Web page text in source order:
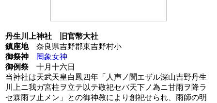
丹生川上神社 旧官幣大社
鎮座地奈良県吉野郡東吉野村小
御祭神
罔象女神
御例祭十月十六日
当神社は天武天皇白鳳四年「人声ノ聞エザル深山吉野丹生
川上ニ我ガ宮柱ヲ立テ以テ敬祀セバ天下ノ為ニ甘雨ヲ降ラ
セ霖雨ヲ止メン」との御神教により創祀せられ、雨師の明